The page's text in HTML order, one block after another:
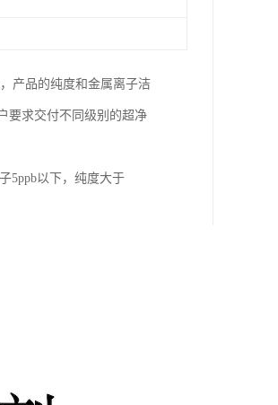
产品的纯度和金属离子洁
要求交付不同级别的超净
5ppb以下，纯度大于